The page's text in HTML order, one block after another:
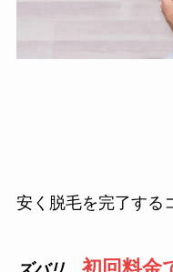
安く脱毛を完了する